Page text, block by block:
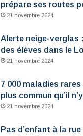
prépare ses routes
21 novembre 2024
Alerte neige-verglas
des élèves dans le
21 novembre 2024
7 000 maladies
plus commun qu’il
21 novembre 2024
Pas d’enfant à la rue